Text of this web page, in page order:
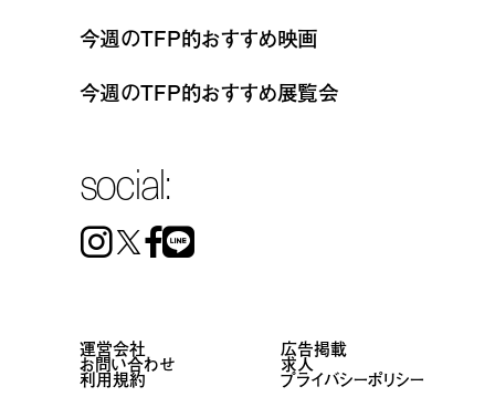
今週のTFP的おすすめ映画
今週のTFP的おすすめ展覧会
social:
Instagram FacebookLine
運営会社 広告掲載
お問い合わせ 求人
利用規約 プライバシーポリシー